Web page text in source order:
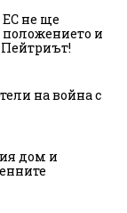
ЕС не ще
и
на война с
дом и